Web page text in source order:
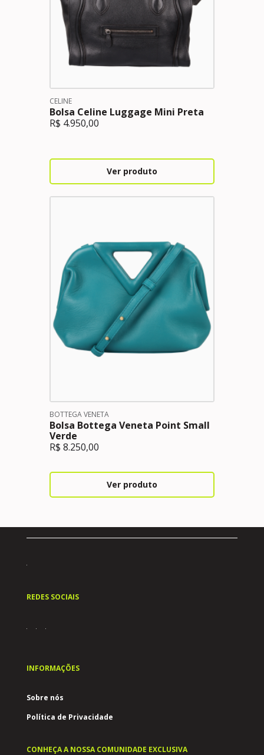
CELINE
Bolsa Celine Luggage Mini Preta
R$ 4.950,00
Ver produto
BOTTEGA VENETA
Bolsa Bottega Veneta Point Small
Verde
R$ 8.250,00
Ver produto
REDES SOCIAIS
INFORMAÇÕES
Sobre nós
Política de Privacidade
CONHEÇA A NOSSA COMUNIDADE EXCLUSIVA